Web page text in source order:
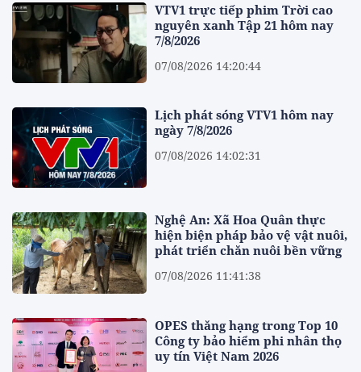
VTV1 trực tiếp phim Trời cao
nguyên xanh Tập 21 hôm nay
7/8/2026
07/08/2026 14:20:44
Lịch phát sóng VTV1 hôm nay
ngày 7/8/2026
07/08/2026 14:02:31
Nghệ An: Xã Hoa Quân thực
hiện biện pháp bảo vệ vật nuôi,
phát triển chăn nuôi bền vững
07/08/2026 11:41:38
OPES thăng hạng trong Top 10
Công ty bảo hiểm phi nhân thọ
uy tín Việt Nam 2026